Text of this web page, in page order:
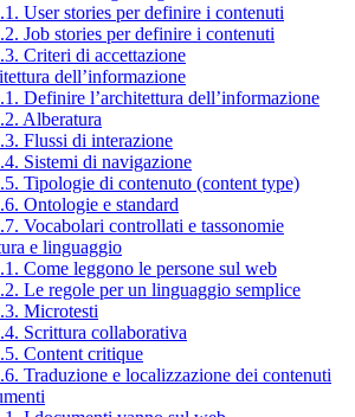
User stories per definire i contenuti
Job stories per definire i contenuti
Criteri di accettazione
dell’informazione
Definire l’architettura dell’informazione
Alberatura
Flussi di interazione
Sistemi di navigazione
Tipologie di contenuto (content type)
Ontologie e standard
Vocabolari controllati e tassonomie
e linguaggio
Come leggono le persone sul web
Le regole per un linguaggio semplice
Microtesti
Scrittura collaborativa
Content critique
Traduzione e localizzazione dei contenuti